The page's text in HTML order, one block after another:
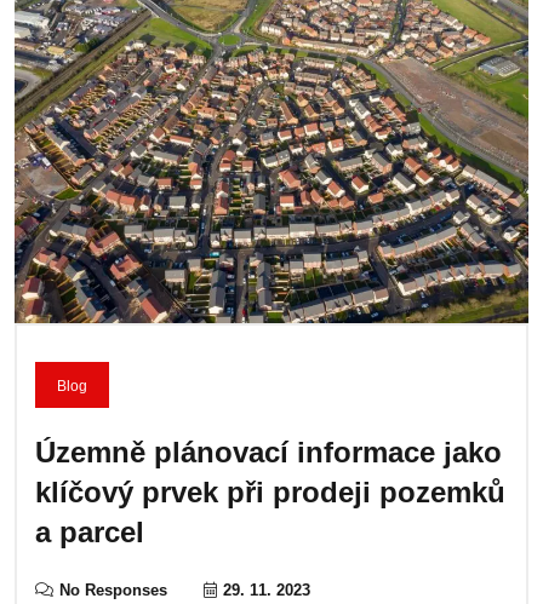
Blog
Územně plánovací informace jako
klíčový prvek při prodeji pozemků
a parcel
No Responses 29. 11. 2023